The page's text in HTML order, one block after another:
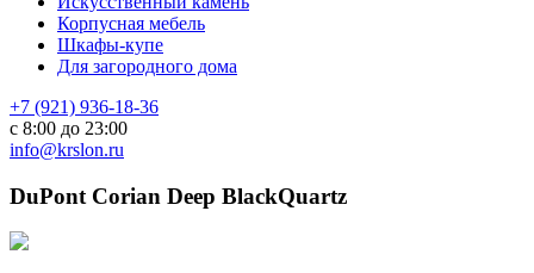
Корпусная мебель
Шкафы-купе
Для загородного дома
+7 (921) 936-18-36
с 8:00 до 23:00
info@krslon.ru
DuPont Corian Deep BlackQuartz